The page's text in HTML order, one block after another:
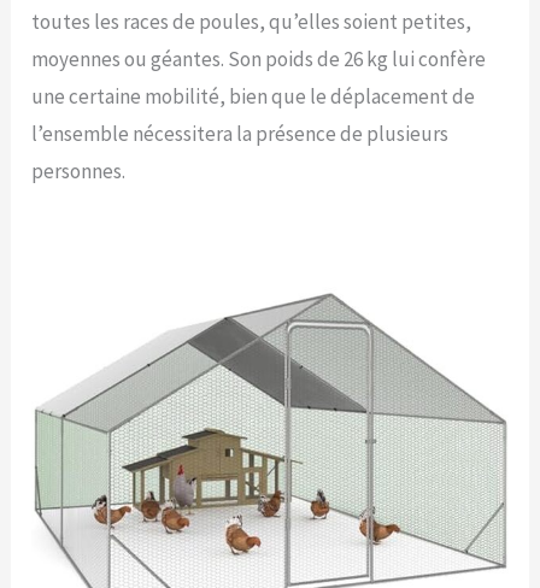
toutes les races de poules, qu’elles soient petites,
moyennes ou géantes. Son poids de 26 kg lui confère
une certaine mobilité, bien que le déplacement de
l’ensemble nécessitera la présence de plusieurs
personnes.